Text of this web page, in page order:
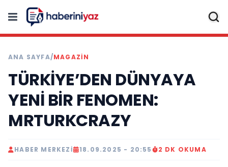
ANA SAYFA/MAGAZİN
TÜRKİYE’DEN DÜNYAYA
YENİ BİR FENOMEN:
MRTURKCRAZY
HABER MERKEZI 18.09.2025 - 20:55 2 DK OKUMA